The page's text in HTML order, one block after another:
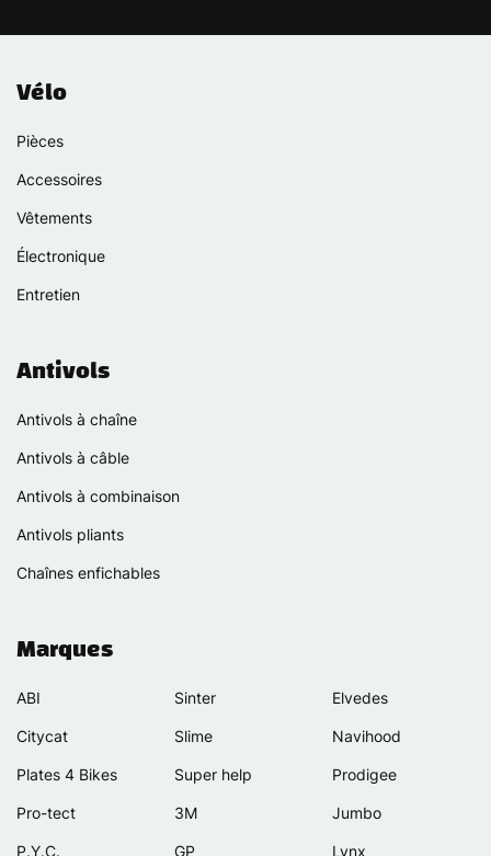
Vélo
Pièces
Accessoires
Vêtements
Électronique
Entretien
Antivols
Antivols à chaîne
Antivols à câble
Antivols à combinaison
Antivols pliants
Chaînes enfichables
Marques
ABI
Citycat
Plates 4 Bikes
Pro-tect
P.Y.C.
Sinter
Slime
Super help
3M
GP
Elvedes
Navihood
Prodigee
Jumbo
Lynx